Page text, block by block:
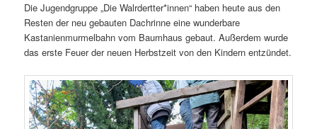
Die Jugendgruppe „Die Walrdertter*innen“ haben heute aus den
Resten der neu gebauten Dachrinne eine wunderbare
Kastanienmurmelbahn vom Baumhaus gebaut. Außerdem wurde
das erste Feuer der neuen Herbstzeit von den Kindern entzündet.